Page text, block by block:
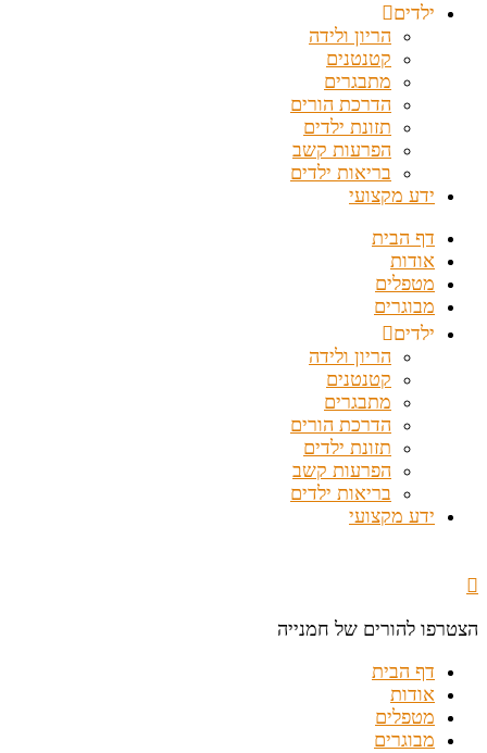
ילדים
הריון ולידה
קטנטנים
מתבגרים
הדרכת הורים
תזונת ילדים
הפרעות קשב
בריאות ילדים
ידע מקצועי
דף הבית
אודות
מטפלים
מבוגרים
ילדים
הריון ולידה
קטנטנים
מתבגרים
הדרכת הורים
תזונת ילדים
הפרעות קשב
בריאות ילדים
ידע מקצועי
הצטרפו להורים של חמנייה
דף הבית
אודות
מטפלים
מבוגרים